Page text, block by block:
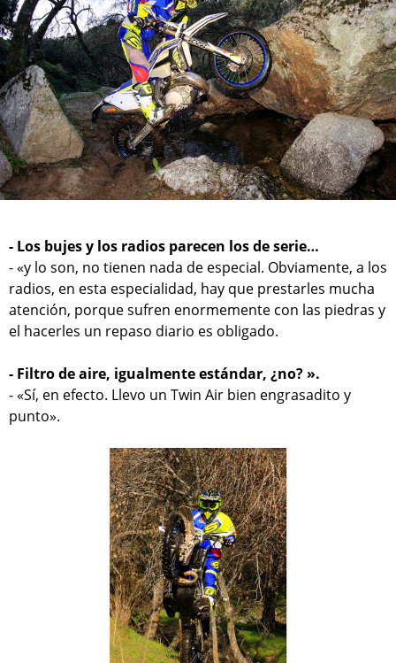
- Los bujes y los radios parecen los de serie…
- «y lo son, no tienen nada de especial. Obviamente, a los
radios, en esta especialidad, hay que prestarles mucha
atención, porque sufren enormemente con las piedras y
el hacerles un repaso diario es obligado.
- Filtro de aire, igualmente estándar, ¿no? ».
- «Sí, en efecto. Llevo un Twin Air bien engrasadito y
punto».